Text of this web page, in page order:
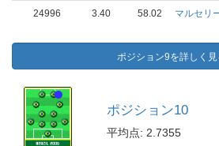
24996 3.40 58.02 マルセリ
ポジション9を詳しく見
ポジション10
平均点: 2.7355